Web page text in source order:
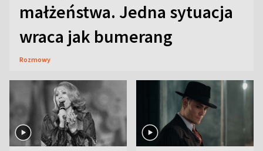
małżeństwa. Jedna sytuacja
wraca jak bumerang
Rozmowy